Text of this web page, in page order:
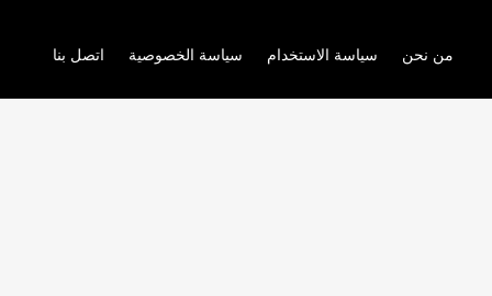
من نحن سياسة الاستخدام سياسة الخصوصية اتصل بنا